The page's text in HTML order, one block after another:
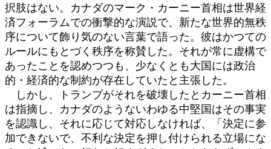
択肢はない。カナダのマーク・カーニー首相は世界経
済フォーラムでの衝撃的な演説で、新たな世界的無秩
序について飾り気のない言葉で語った。彼はかつての
ルールにもとづく秩序を称賛した。それが常に虚構で
あったことを認めつつも、少なくとも大国には政治
的・経済的な制約が存在していたと主張した。
しかし、トランプがそれを破壊したとカーニー首相
は指摘し、カナダのようないわゆる中堅国はその事実
を認識し、それに応じて対応しなければ、「決定に参
加できないで、不利な決定を押し付けられる立場にな